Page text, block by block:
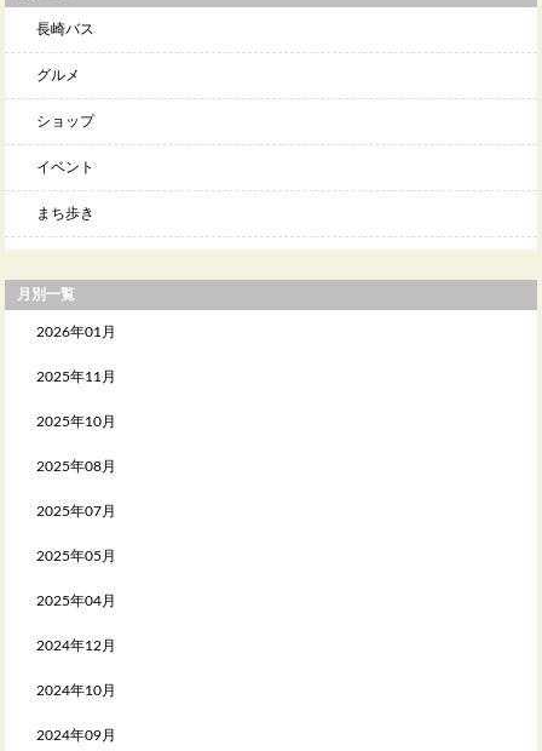
長崎バス
グルメ
ショップ
イベント
まち歩き
月別一覧
2026年01月
2025年11月
2025年10月
2025年08月
2025年07月
2025年05月
2025年04月
2024年12月
2024年10月
2024年09月